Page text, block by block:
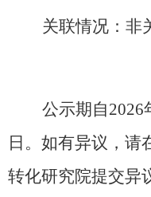
关联情况： 非
公示期自2026
日。如有异议，请
转化研究院提交异